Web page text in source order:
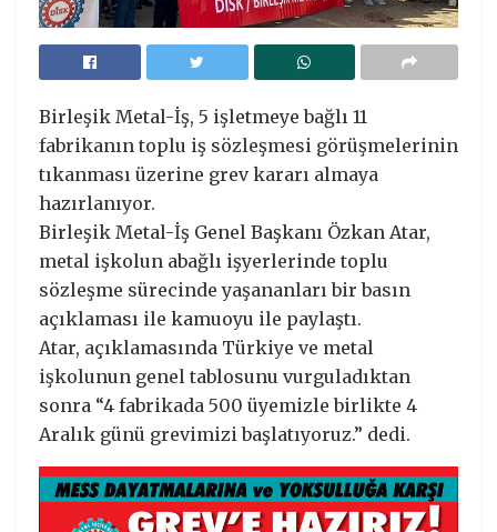
Birleşik Metal-İş, 5 işletmeye bağlı 11
fabrikanın toplu iş sözleşmesi görüşmelerinin
tıkanması üzerine grev kararı almaya
hazırlanıyor.
Birleşik Metal-İş Genel Başkanı Özkan Atar,
metal işkolun abağlı işyerlerinde toplu
sözleşme sürecinde yaşananları bir basın
açıklaması ile kamuoyu ile paylaştı.
Atar, açıklamasında Türkiye ve metal
işkolunun genel tablosunu vurguladıktan
sonra “4 fabrikada 500 üyemizle birlikte 4
Aralık günü grevimizi başlatıyoruz.” dedi.